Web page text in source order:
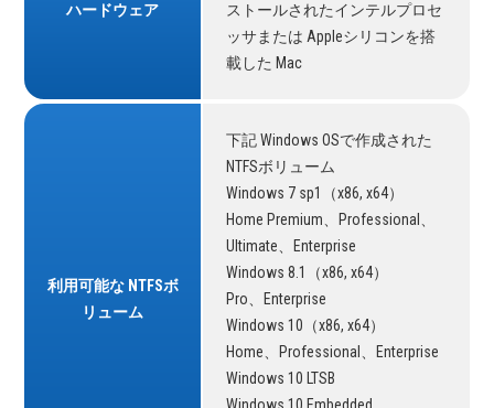
ハードウェア
ストールされたインテルプロセ
ッサまたは Appleシリコンを搭
載した Mac
利用可能な NTFSボ
リューム
下記 Windows OSで作成された
NTFSボリューム
Windows 7 sp1（x86, x64）
Home Premium、Professional、
Ultimate、Enterprise
Windows 8.1（x86, x64）
Pro、Enterprise
Windows 10（x86, x64）
Home、Professional、Enterprise
Windows 10 LTSB